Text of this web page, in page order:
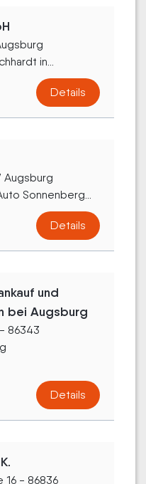
in...
Details
Augsburg
Sonnenberg...
Details
und
bei Augsburg
86343
Details
16 - 86836